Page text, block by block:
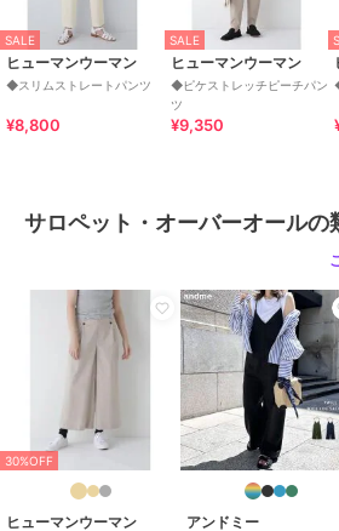
サロペット・オーバー
綿・コットン素材
無
パード / ミッドライズ
原産国 中国製
SALE
ヒューマンウーマン
◆スリムストレートパンツ
¥8,800
SALE
ヒューマンウーマン
◆ピケストレッチピーチパン
ツ
¥9,350
サロペット・オーバーオールの
30%OFF
ヒューマンウーマン アンドミー